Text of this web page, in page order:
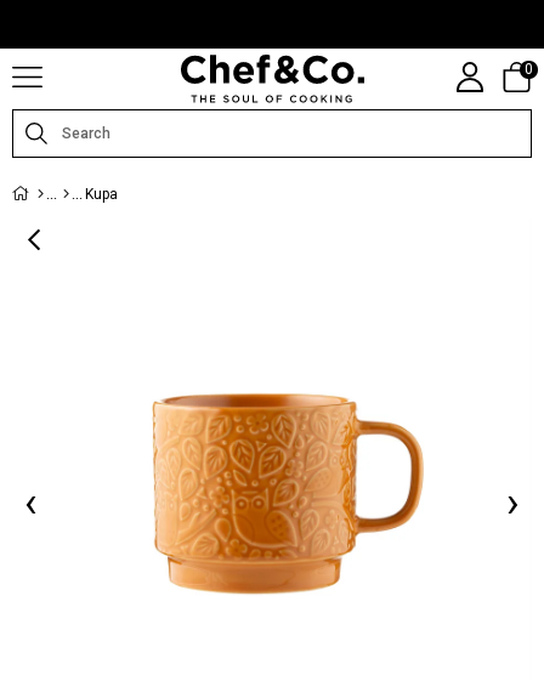
0
Kupa
‹ ›